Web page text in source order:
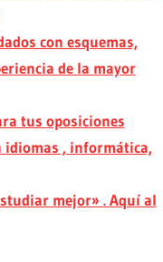
con esquemas,
de la mayor
tus oposiciones
idiomas , informática,
mejor» . Aquí al